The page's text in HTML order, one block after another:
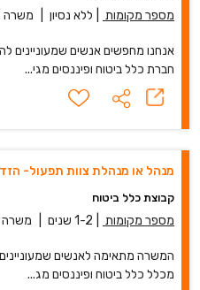
מספר מקומות ללא נסיון משרה
אנחנו מחפשים אנשים שמעוניינים
חברת כלל ביטוח ופיננסים מגי...
מנהל או מנהלת צוות תפעול-
קבוצת כלל ביטוח
מספר מקומות 1-2 שנים
המשרה מתאימה לאנשים
מכלל כלל ביטוח ופיננסים מג...